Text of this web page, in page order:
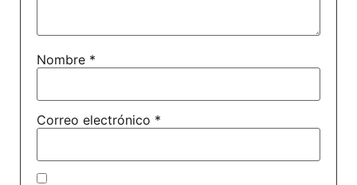
Nombre *
Correo electrónico *